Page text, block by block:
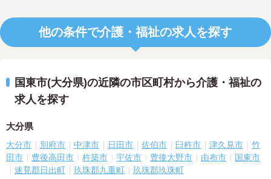
他の条件で介護・福祉の求人を探す
国東市(大分県)の近隣の市区町村から介護・福祉の
求人を探す
大分県
大分市 別府市 中津市 日田市 佐伯市 臼杵市 津久見市
竹
田市
豊後高田市 杵築市 宇佐市 豊後大野市 由布市
国東市
速見郡日出町
玖珠郡九重町 玖珠郡玖珠町